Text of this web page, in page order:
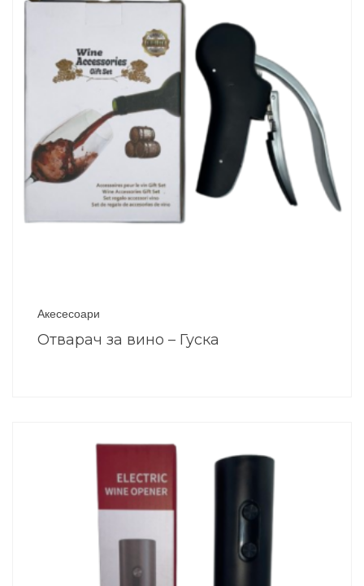
Акесесоари
Отварач за вино – Гуска